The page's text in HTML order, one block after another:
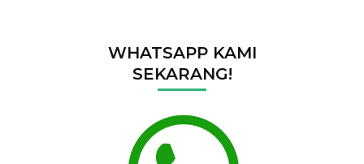
WHATSAPP KAMI
SEKARANG!